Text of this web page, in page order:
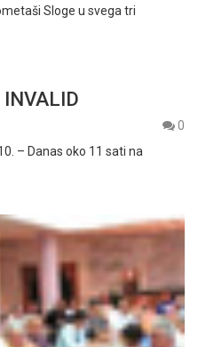
Sloge u svega tri
0
– Danas oko 11 sati na